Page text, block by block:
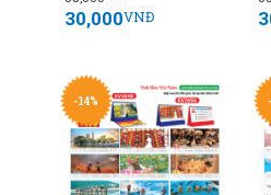
30,000VNĐ
-14%